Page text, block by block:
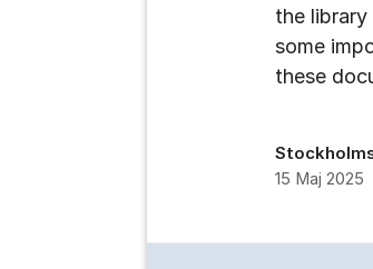
the
some
these
15 Maj 2025